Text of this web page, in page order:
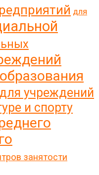
для
для учреждений
и спорту
занятости